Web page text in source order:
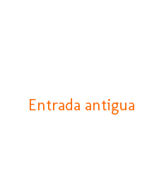
Entrada antigua